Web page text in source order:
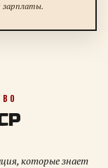
зарплаты.
которые знает